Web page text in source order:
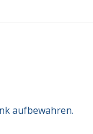
aufbewahren.